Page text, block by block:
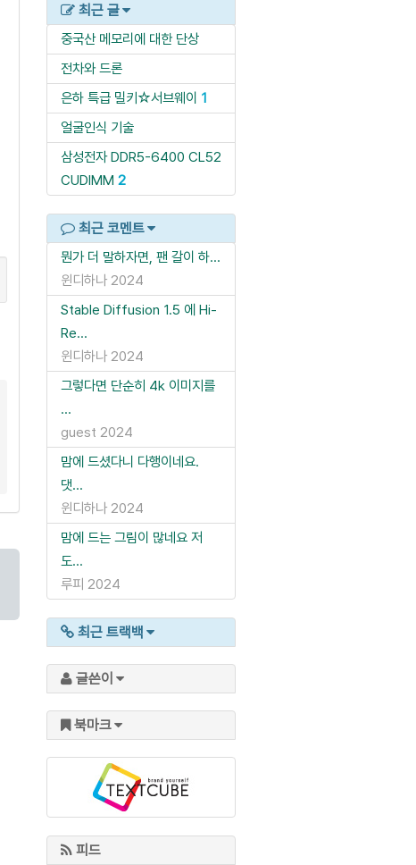
최근 글
중국산 메모리에 대한 단상
전차와 드론
은하 특급 밀키☆서브웨이 1
얼굴인식 기술
삼성전자 DDR5-6400 CL52
CUDIMM 2
최근 코멘트
뭔가 더 말하자면, 팬 갈이 하...
윈디하나 2024
Stable Diffusion 1.5 에 Hi-
Re...
윈디하나 2024
그렇다면 단순히 4k 이미지를
...
guest 2024
맘에 드셨다니 다행이네요.
댓...
윈디하나 2024
맘에 드는 그림이 많네요 저
도...
루피 2024
최근 트랙백
글쓴이
북마크
피드